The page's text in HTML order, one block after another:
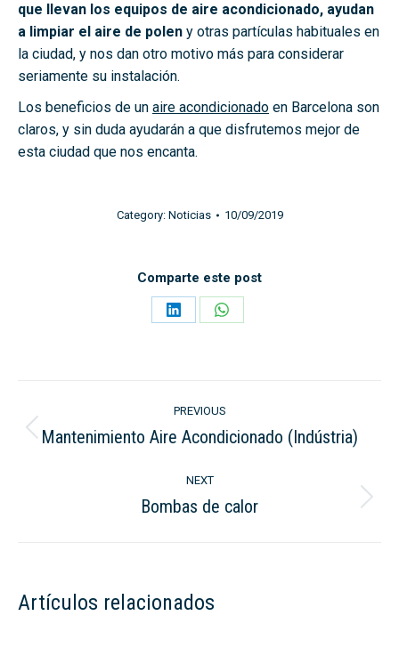
que llevan los equipos de aire acondicionado, ayudan
a limpiar el aire de polen y otras partículas habituales en
la ciudad, y nos dan otro motivo más para considerar
seriamente su instalación.
Los beneficios de un aire acondicionado en Barcelona son
claros, y sin duda ayudarán a que disfrutemos mejor de
esta ciudad que nos encanta.
Category: Noticias 10/09/2019
Comparte este post
Share
Share
navigation
PREVIOUS
Previous
Mantenimiento Aire Acondicionado (Indústria)
NEXT
Next
Bombas de calor
Artículos relacionados